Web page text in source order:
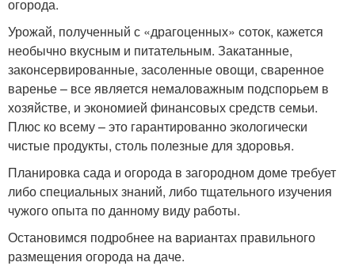
огорода.
Урожай, полученный с «драгоценных» соток, кажется
необычно вкусным и питательным. Закатанные,
законсервированные, засоленные овощи, сваренное
варенье – все является немаловажным подспорьем в
хозяйстве, и экономией финансовых средств семьи.
Плюс ко всему – это гарантированно экологически
чистые продукты, столь полезные для здоровья.
Планировка сада и огорода в загородном доме требует
либо специальных знаний, либо тщательного изучения
чужого опыта по данному виду работы.
Остановимся подробнее на вариантах правильного
размещения огорода на даче.